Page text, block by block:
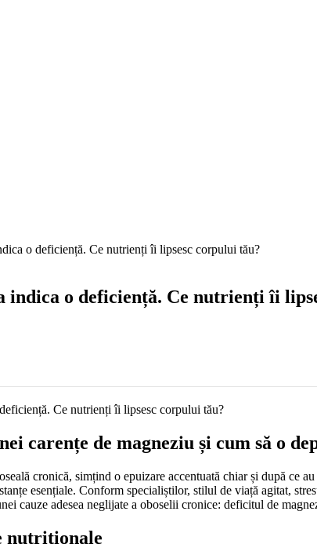
o deficiență. Ce nutrienți îi lipsesc corpului tău?
indica o deficiență. Ce nutrienți îi
carențe de magneziu și cum să o
cronică, simțind o epuizare accentuată chiar și după ce
esențiale. Conform specialiștilor, stilul de viață agitat,
cauze adesea neglijate a oboselii cronice: deficitul de
nutriționale